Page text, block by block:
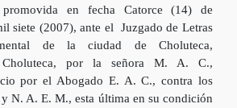
en fecha Catorce (14) de
siete (2007), ante el Juzgado de Letras
de la ciudad de Choluteca,
Choluteca, por la señora M. A. C.,
por el Abogado E. A. C., contra los
N. A. E. M., esta última en su condición